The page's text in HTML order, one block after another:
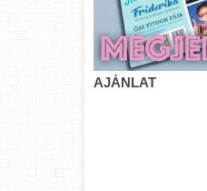
AJÁNLAT